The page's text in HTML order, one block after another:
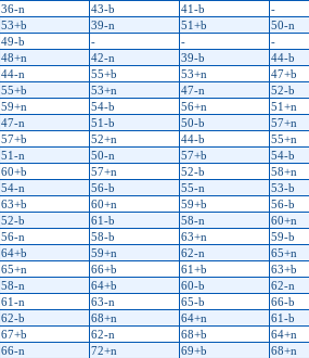
36-n 43-b 41-b -
53+b 39-n 51+b 50-n
49-b - - -
48+n 42-n 39-b 44-b
44-n 55+b 53+n 47+b
55+b 53+n 47-n 52-b
59+n 54-b 56+n 51+n
47-n 51-b 50-b 57+n
57+b 52+n 44-b 55+n
51-n 50-n 57+b 54-b
60+b 57+n 52-b 58+n
54-n 56-b 55-n 53-b
63+b 60+n 59+b 56-b
52-b 61-b 58-n 60+n
56-n 58-b 63+n 59-b
64+b 59+n 62-n 65+n
65+n 66+b 61+b 63+b
58-n 64+b 60-b 62-n
61-n 63-n 65-b 66-b
62-b 68+n 64+n 61-b
67+b 62-n 68+b 64+n
66-n 72+n 69+b 68+n